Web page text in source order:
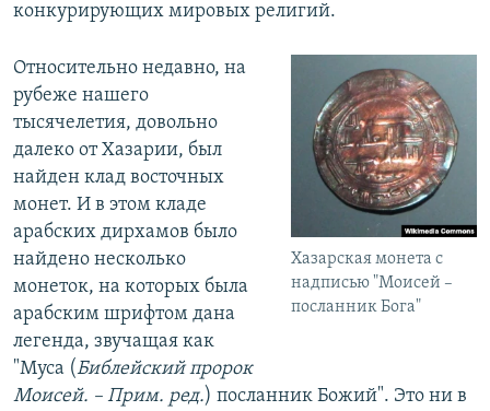
конкурирующих мировых религий.
Хазарская монета с
надписью "Моисей –
посланник Бога"
Относительно недавно, на
рубеже нашего
тысячелетия, довольно
далеко от Хазарии, был
найден клад восточных
монет. И в этом кладе
арабских дирхамов было
найдено несколько
монеток, на которых была
арабским шрифтом дана
легенда, звучащая как
"Муса (Библейский пророк
Моисей. – Прим. ред.) посланник Божий". Это ни в